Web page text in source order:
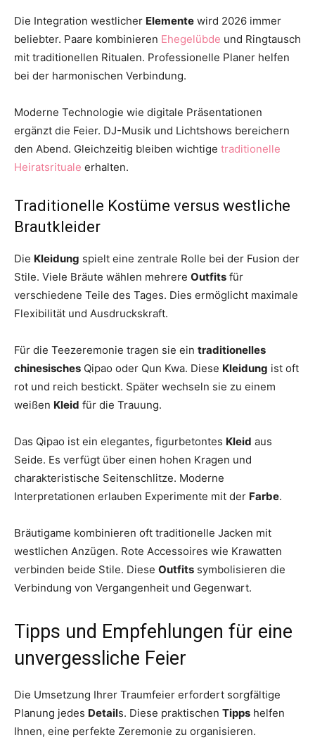
Die Integration westlicher Elemente wird 2026 immer
beliebter. Paare kombinieren Ehegelübde und Ringtausch
mit traditionellen Ritualen. Professionelle Planer helfen
bei der harmonischen Verbindung.
Moderne Technologie wie digitale Präsentationen
ergänzt die Feier. DJ-Musik und Lichtshows bereichern
den Abend. Gleichzeitig bleiben wichtige traditionelle
Heiratsrituale erhalten.
Traditionelle Kostüme versus westliche
Brautkleider
Die Kleidung spielt eine zentrale Rolle bei der Fusion der
Stile. Viele Bräute wählen mehrere Outfits für
verschiedene Teile des Tages. Dies ermöglicht maximale
Flexibilität und Ausdruckskraft.
Für die Teezeremonie tragen sie ein traditionelles
chinesisches Qipao oder Qun Kwa. Diese Kleidung ist oft
rot und reich bestickt. Später wechseln sie zu einem
weißen Kleid für die Trauung.
Das Qipao ist ein elegantes, figurbetontes Kleid aus
Seide. Es verfügt über einen hohen Kragen und
charakteristische Seitenschlitze. Moderne
Interpretationen erlauben Experimente mit der Farbe.
Bräutigame kombinieren oft traditionelle Jacken mit
westlichen Anzügen. Rote Accessoires wie Krawatten
verbinden beide Stile. Diese Outfits symbolisieren die
Verbindung von Vergangenheit und Gegenwart.
Tipps und Empfehlungen für eine
unvergessliche Feier
Die Umsetzung Ihrer Traumfeier erfordert sorgfältige
Planung jedes Details. Diese praktischen Tipps helfen
Ihnen, eine perfekte Zeremonie zu organisieren.